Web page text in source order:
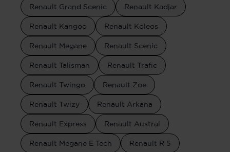
Renault Grand Scenic Renault Kadjar
Renault Kangoo Renault Koleos
Renault Megane Renault Scenic
Renault Talisman Renault Trafic
Renault Twingo Renault Zoe
Renault Twizy Renault Arkana
Renault Express Renault Austral
Renault Megane E Tech Renault R 5